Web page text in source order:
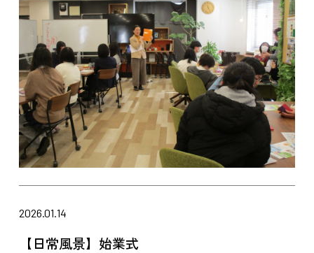
2026.01.14
【日常風景】始業式